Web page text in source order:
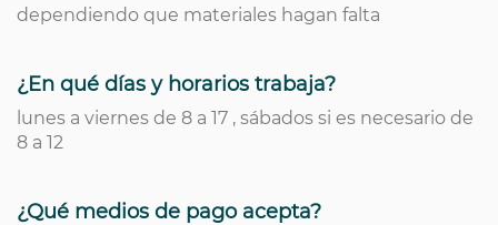
dependiendo que materiales hagan falta
¿En qué días y horarios trabaja?
lunes a viernes de 8 a 17 , sábados si es necesario de
8 a 12
¿Qué medios de pago acepta?